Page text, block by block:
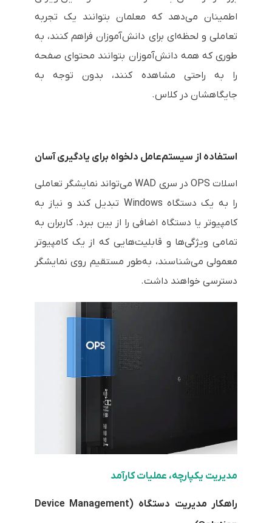
اطمینان می‌دهد که معلمان بتوانند یک تجربه
تعاملی و لحظه‌ای برای دانش‌آموزان فراهم کنند، به
طوری که همه دانش‌آموزان بتوانند محتوای صفحه
را به راحتی مشاهده کنند، بدون توجه به
جایگاهشان در کلاس.
استفاده از سیستم‌عامل دلخواه برای یادگیری آسان
اسلات OPS در سری WAD می‌تواند نمایشگر تعاملی
را به یک دستگاه Windows تبدیل کند و نیاز به
کامپیوتر یا دستگاه اضافی را از بین ببرد. کاربران به
تمامی ویژگی‌ها و قابلیت‌هایی که از یک کامپیوتر
معمولی می‌شناسند، به‌طور مستقیم روی نمایشگر
دسترسی خواهند داشت.
مدیریت یکپارچه، عملیات کارآمد
راهکار مدیریت دستگاه (Device Management